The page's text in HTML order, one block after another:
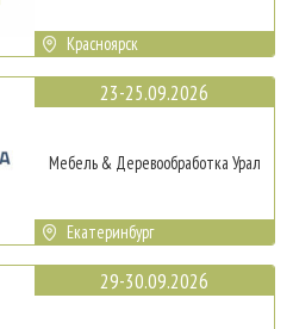
Красноярск
23-25.09.2026
Мебель & Деревообработка Урал
Екатеринбург
29-30.09.2026